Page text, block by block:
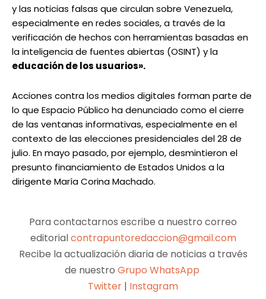
y las noticias falsas que circulan sobre Venezuela,
especialmente en redes sociales, a través de la
verificación de hechos con herramientas basadas en
la inteligencia de fuentes abiertas (OSINT) y la
educación de los usuarios».
Acciones contra los medios digitales forman parte de
lo que Espacio Público ha denunciado como el cierre
de las ventanas informativas, especialmente en el
contexto de las elecciones presidenciales del 28 de
julio. En mayo pasado, por ejemplo, desmintieron el
presunto financiamiento de Estados Unidos a la
dirigente María Corina Machado.
Para contactarnos escribe a nuestro correo
editorialcontrapuntoredaccion@gmail.com
Recibe la actualización diaria de noticias a través
de nuestro Grupo WhatsApp
Twitter | Instagram